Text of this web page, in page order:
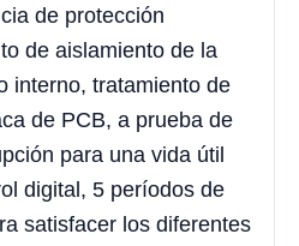
de protección
de aislamiento de la
interno, tratamiento de
de PCB, a prueba de
para una vida útil
digital, 5 períodos de
satisfacer los diferentes